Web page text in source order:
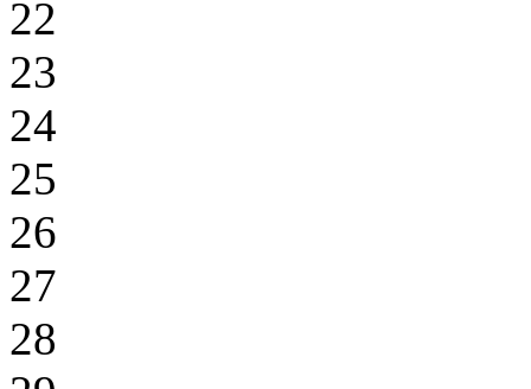
22
23
24
25
26
27
28